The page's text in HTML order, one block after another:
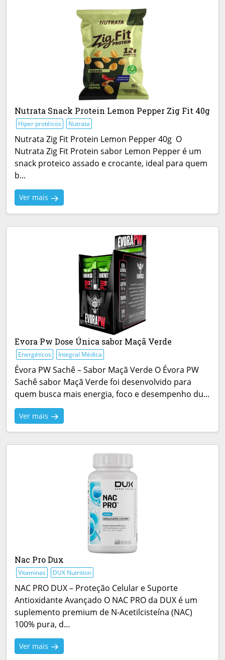
Nutrata Snack Protein Lemon Pepper Zig Fit 40g
Hiper protéicos Nutrata
Nutrata Zig Fit Protein Lemon Pepper 40g O
Nutrata Zig Fit Protein sabor Lemon Pepper é um
snack proteico assado e crocante, ideal para quem
b...
Ver mais
Evora Pw Dose Única sabor Maçã Verde
Energéticos Integral Médica
Évora PW Sachê – Sabor Maçã Verde O Évora PW
Sachê sabor Maçã Verde foi desenvolvido para
quem busca mais energia, foco e desempenho du...
Ver mais
Nac Pro Dux
Vitaminas DUX Nutrition
NAC PRO DUX – Proteção Celular e Suporte
Antioxidante Avançado O NAC PRO da DUX é um
suplemento premium de N-Acetilcisteína (NAC)
100% pura, d...
Ver mais